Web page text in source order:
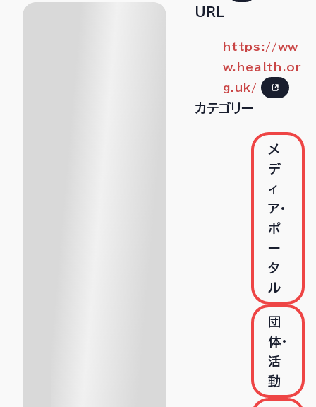
URL
https://ww
w.health.or
g.uk/
カテゴリー
メ
デ
ィ
ア・
ポ
ー
タ
ル
団
体・
活
動